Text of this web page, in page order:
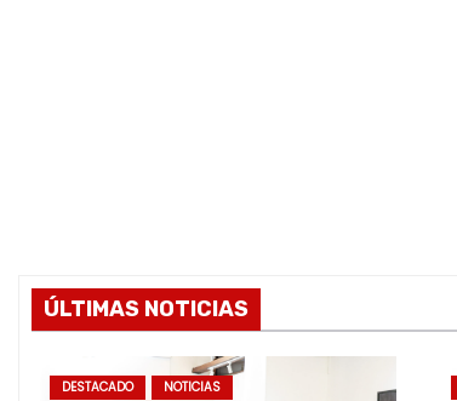
ÚLTIMAS NOTICIAS
DESTACADO NOTICIAS